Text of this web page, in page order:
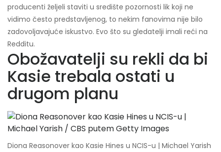
producenti željeli staviti u središte pozornosti lik koji ne
vidimo često predstavljenog, to nekim fanovima nije bilo
zadovoljavajuće iskustvo. Evo što su gledatelji imali reći na
Redditu.
Obožavatelji su rekli da bi
Kasie trebala ostati u
drugom planu
Diona Reasonover kao Kasie Hines u NCIS-u | Michael Yarish